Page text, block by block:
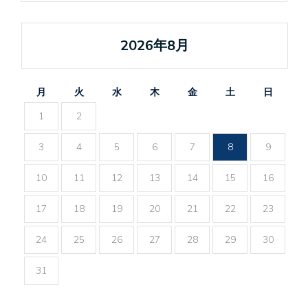
2026年8月
月 火 水 木 金 土
日
1
2
3 4 5 6 7 8 9
10 11 12 13 14 15 16
17 18 19 20 21 22 23
24 25 26 27 28 29 30
31